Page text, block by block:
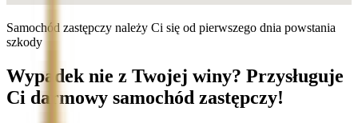
Samochód zastępczy należy Ci się od pierwszego dnia powstania
szkody
Wypadek nie z Twojej winy? Przysługuje
Ci darmowy samochód zastępczy!